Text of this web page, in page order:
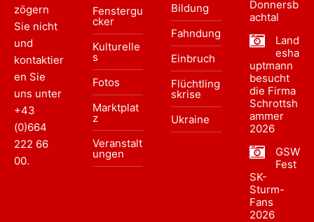
zögern
Sie nicht
und
kontaktier
en Sie
uns unter
+43
(0)664
222 66
00.
Fenstergu
cker
Kulturelle
s
Fotos
Marktplat
z
Veranstalt
ungen
Bildung
Fahndung
Einbruch
Flüchtling
skrise
Ukraine
Donnersb
achtal
Land
esha
uptmann
besucht
die Firma
Schrottsh
ammer
2026
GSW
Fest
SK-
Sturm-
Fans
2026